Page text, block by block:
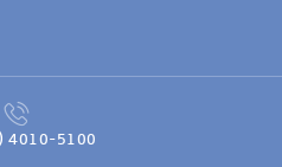
4010-5100